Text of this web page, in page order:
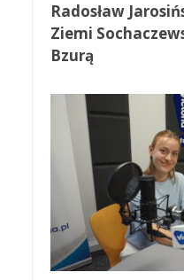
Radosław
Ziemi
Bzurą